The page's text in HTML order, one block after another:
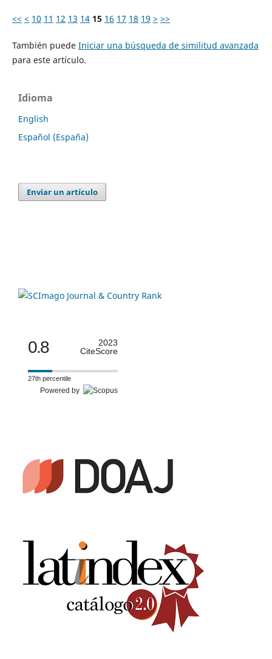
<< < 10 11 12 13 14 15 16 17 18 19 > >>
También puede Iniciar una búsqueda de similitud avanzada
para este artículo.
Idioma
English
Español (España)
Enviar un artículo
0.8
2023
CiteScore
27th percentile
Powered by